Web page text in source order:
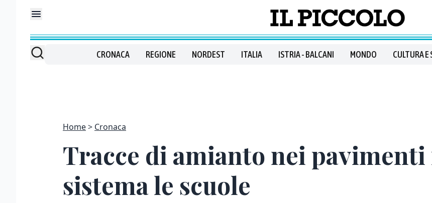
CRONACA REGIONE NORDEST ITALIA ISTRIA - BALCANI MONDO CULTURA
Home Cronaca
Tracce di amianto nei
sistema le scuole